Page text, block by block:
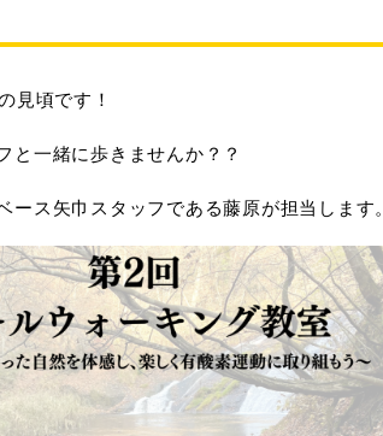
見頃です！
と一緒に歩きませんか？？
ス矢巾スタッフである藤原が担当します。